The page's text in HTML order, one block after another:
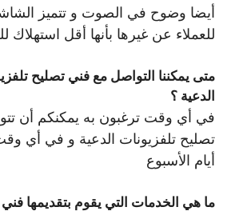
أيضا وضوح في الصوت و تتميز
للعملاء عن غيرها بأنها أقل استهلاك
متى يمكننا التواصل مع فني تصليح
الدعية ؟
في أي وقت ترغبون به يمكنكم أن
تصليح تلفزيونات الدعية و في أي
أيام الأسبوع
ما هي الخدمات التي يقوم بتقديمها